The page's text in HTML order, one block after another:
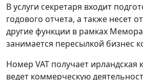
В услуги секретаря входит
годового отчета, а также несет
другие функции в рамках
занимается пересылкой бизнес
Номер VAT получает ирландская
ведет коммерческую